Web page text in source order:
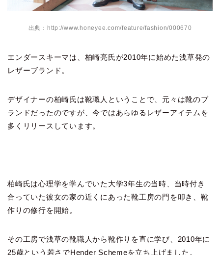
出典：http://www.honeyee.com/feature/fashion/000670
エンダースキーマは、柏崎亮氏が2010年に始めた浅草発の
レザーブランド。
デザイナーの柏崎氏は靴職人ということで、元々は靴のブ
ランドだったのですが、今ではあらゆるレザーアイテムを
多くリリースしています。
柏崎氏は心理学を学んでいた大学3年生の当時、当時付き
合っていた彼女の家の近くにあった靴工房の門を叩き、靴
作りの修行を開始。
その工房で浅草の靴職人から靴作りを直に学び、2010年に
25歳という若さでHender Schemeを立ち上げました。